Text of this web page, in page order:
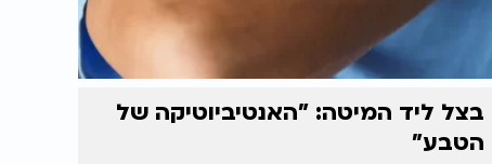
בצל ליד המיטה: "האנטיביוטיקה של
הטבע"